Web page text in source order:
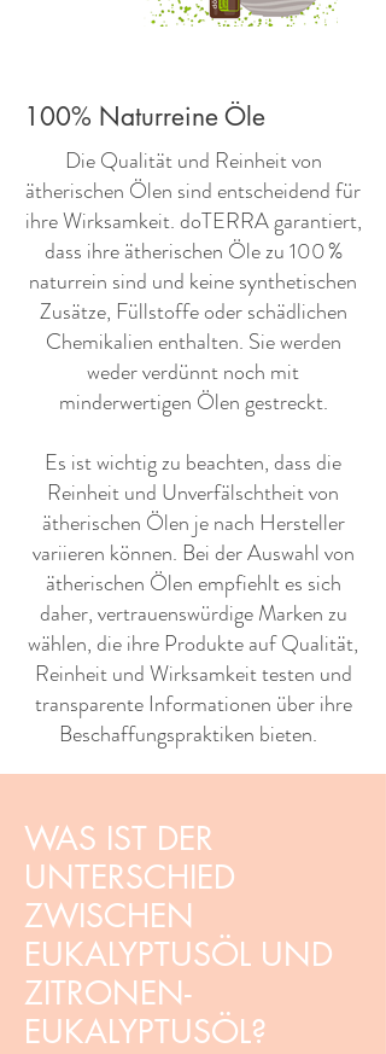
100% Naturreine Öle
​Die Qualität und Reinheit von
ätherischen Ölen sind entscheidend für
ihre Wirksamkeit. doTERRA garantiert,
dass ihre ätherischen Öle zu 100 %
naturrein sind und keine synthetischen
Zusätze, Füllstoffe oder schädlichen
Chemikalien enthalten. Sie werden
weder verdünnt noch mit
minderwertigen Ölen gestreckt.
Es ist wichtig zu beachten, dass die
Reinheit und Unverfälschtheit von
ätherischen Ölen je nach Hersteller
variieren können. Bei der Auswahl von
ätherischen Ölen empfiehlt es sich
daher, vertrauenswürdige Marken zu
wählen, die ihre Produkte auf Qualität,
Reinheit und Wirksamkeit testen und
transparente Informationen über ihre
Beschaffungspraktiken bieten. ​ ​
WAS IST DER
UNTERSCHIED
ZWISCHEN
EUKALYPTUSÖL UND
ZITRONEN-
EUKALYPTUSÖL?